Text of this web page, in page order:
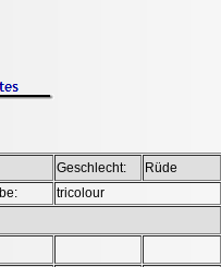
Geschlecht:
Rüde
tricolour